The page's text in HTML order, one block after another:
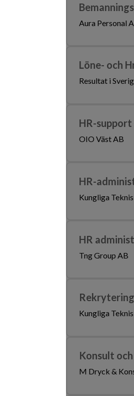
Aura Personal
Löne- och
Resultat i
HR-
OIO Väst AB
HR-
Kungliga
HR
Tng Group AB
Kungliga
Konsult
M Dryck &